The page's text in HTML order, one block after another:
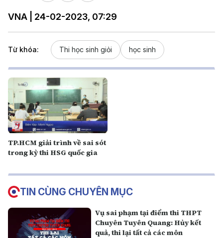
VNA | 24-02-2023, 07:29
Từ khóa: Thi học sinh giỏi học sinh
TP.HCM giải trình về sai sót
trong kỳ thi HSG quốc gia
TIN CÙNG CHUYÊN MỤC
Vụ sai phạm tại điểm thi THPT
Chuyên Tuyên Quang: Hủy kết
quả, thi lại tất cả các môn